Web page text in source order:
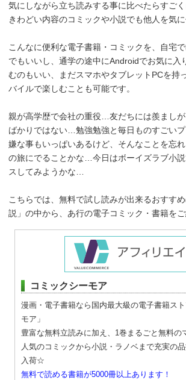
気にしながら立ち読みする事に比べたらすご
きわどい内容のコミックや小説でも他人を気
こんなに便利な電子書籍・コミックを、自宅
でもいいし、通学の途中にAndroidでお気に入
むのもいい、まだスマホやタブレットPCを持
バイルで楽しむことも可能です。
親が高学歴で会社の重役…友だちには羨まし
ばかりではない…勉強勉強と毎日ものすごい
嫌な事もいっぱいあるけど、そんなことを忘
の旅にでることかな…今日はボーイズラブ小
スしてみようかな…
こちらでは、無料で試し読みが出来るおすす
説」の中から、あ行の電子コミック・書籍をご
コミックシーモア
漫画・電子書籍なら国内最大級の電子書籍ス
モア」
豊富な無料立読みに加え、1巻まるごと無料の
人気のコミックから小説・ラノベまで充実の
入荷☆
無料で読める書籍が5000冊以上あります！